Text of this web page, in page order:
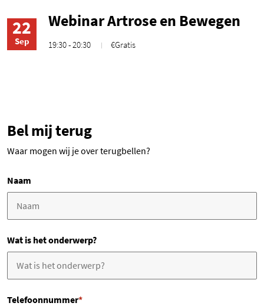
22
Sep
Webinar Artrose en Bewegen
19:30 - 20:30 €Gratis
Bel mij terug
Waar mogen wij je over terugbellen?
Naam
Wat is het onderwerp?
Telefoonnummer*